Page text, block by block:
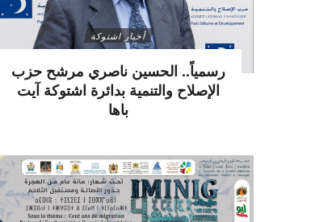
أخبار اشتوكة
رسمياً.. الحسين ناصري مرشح حزب
الإصلاح والتنمية بدائرة اشتوكة آيت
باها